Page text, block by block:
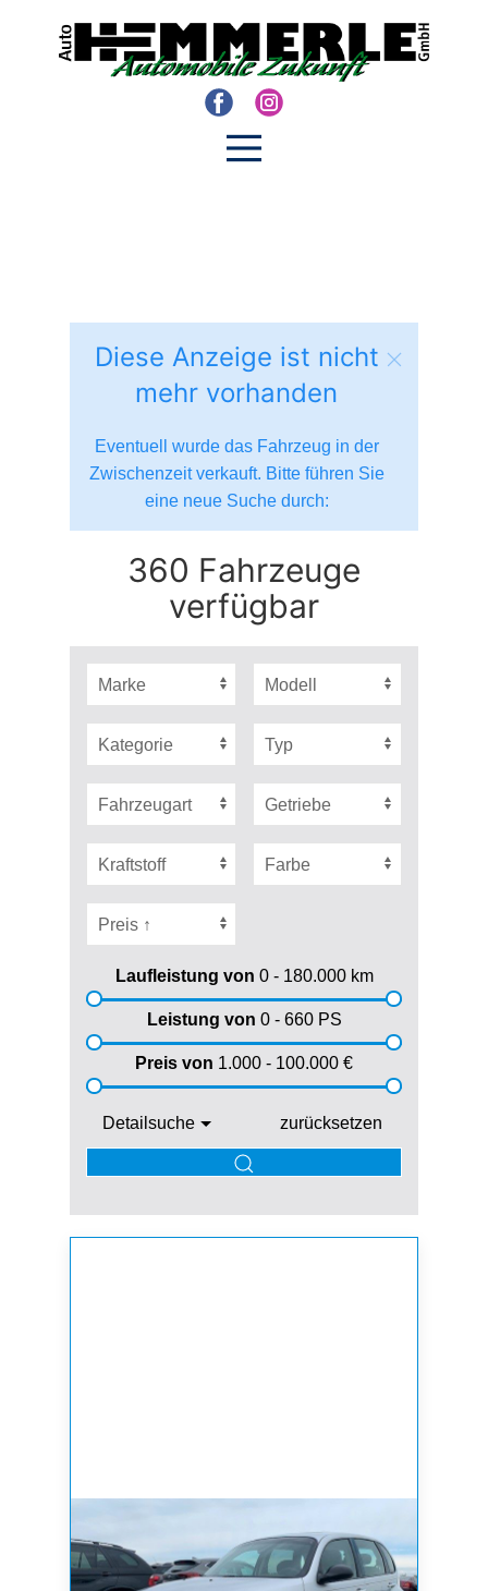
Diese Anzeige ist nicht
mehr vorhanden
Eventuell wurde das Fahrzeug in der
Zwischenzeit verkauft. Bitte führen Sie
eine neue Suche durch:
360 Fahrzeuge
verfügbar
Laufleistung von 0 - 180.000km
Leistung von 0 - 660PS
Preis von 1.000 - 100.000 €
Detailsuche zurücksetzen